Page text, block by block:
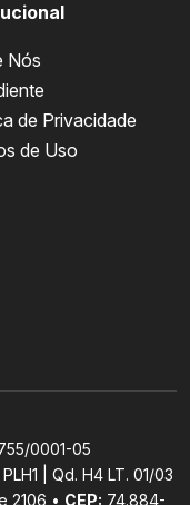
Nós
de Privacidade
de Uso
0001-05
| Qd. H4 LT. 01/03
2106 • CEP: 74.884-